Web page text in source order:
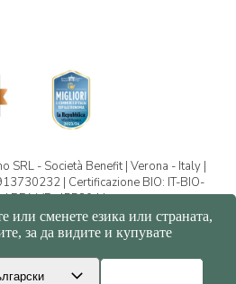
SRL - Società Benefit | Verona - Italy |
| Certificazione BIO: IT-BIO-
REA VR-455804 |
и